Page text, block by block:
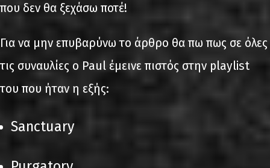
που δεν θα ξεχάσω ποτέ!
Για να μην επυβαρύνω το άρθρο θα πω πως σε όλες
τις συναυλίες ο Paul έμεινε πιστός στην playlist
του που ήταν η εξής:
Sanctuary